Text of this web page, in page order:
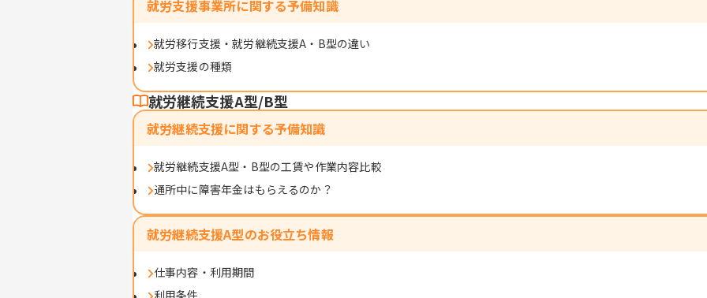
就労支援事業所に関する予備知識
就労移行支援・就労継続支援A・B型の違い
就労支援の種類
就労継続支援A型/B型
就労継続支援に関する予備知識
就労継続支援A型・B型の工賃や作業内容比較
通所中に障害年金はもらえるのか？
就労継続支援A型のお役立ち情報
仕事内容・利用期間